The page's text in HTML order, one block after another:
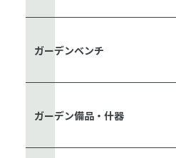
ガーデンベンチ
ガーデン備品・什器